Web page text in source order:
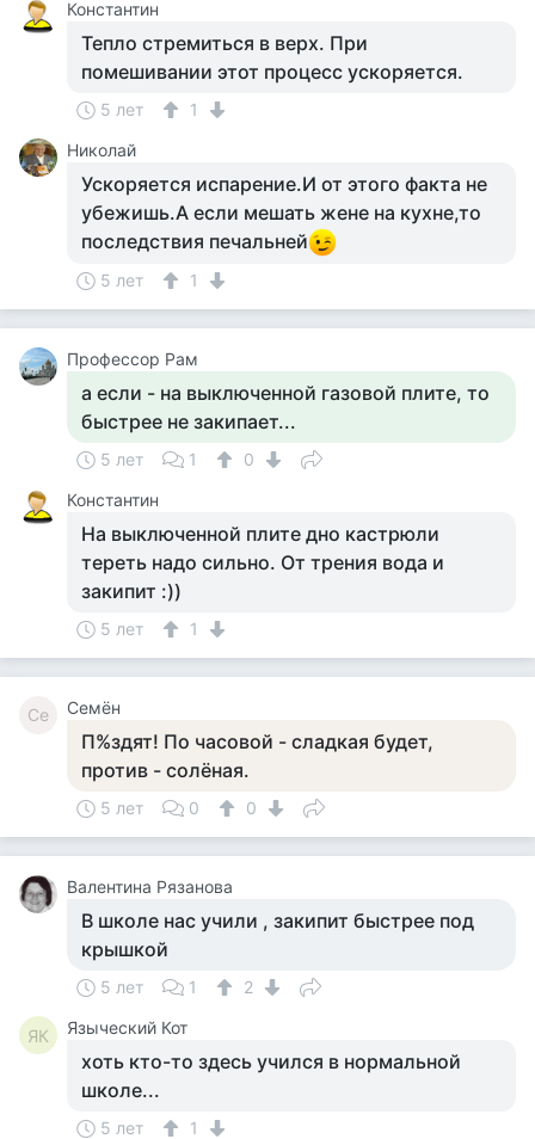
Константин
Тепло стремиться в верх. При
помешивании этот процесс ускоряется.
5 лет
1
Николай
Ускоряется испарение.И от этого факта не
убежишь.А если мешать жене на кухне,то
последствия печальней
5 лет 1
Профессор Рам
а если - на выключенной газовой плите, то
быстрее не закипает...
5 лет 1
0
Константин
На выключенной плите дно кастрюли
тереть надо сильно. От трения вода и
закипит :))
5 лет 1
Се Семён
П%здят! По часовой - сладкая будет,
против - солёная.
5 лет 0 0
Валентина Рязанова
В школе нас учили , закипит быстрее под
крышкой
5 лет 1 2
ЯК Языческий Кот
хоть кто-то здесь учился в нормальной
школе...
5 лет 1